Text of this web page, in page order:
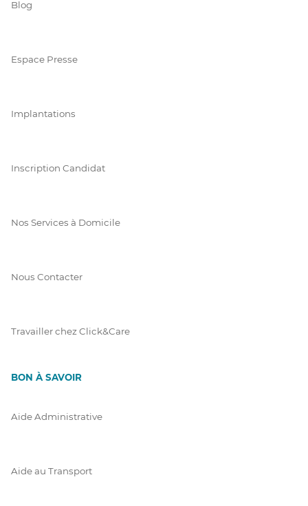
Blog
Espace Presse
Implantations
Inscription Candidat
Nos Services à Domicile
Nous Contacter
Travailler chez Click&Care
BON À SAVOIR
Aide Administrative
Aide au Transport